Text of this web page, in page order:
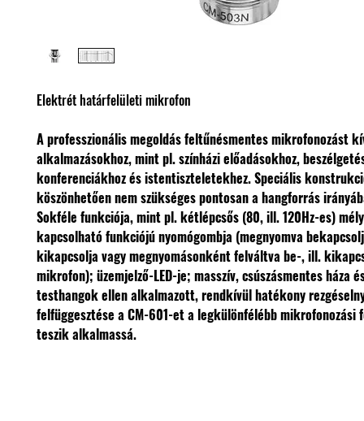
Elektrét határfelületi mikrofon
A professzionális megoldás feltűnésmentes mikrofonozást
alkalmazásokhoz, mint pl. színházi előadásokhoz,
konferenciákhoz és istentiszteletekhez.Speciális
köszönhetően nem szükséges pontosan a hangforrás
Sokféle funkciója, mint pl. kétlépcsős (80, ill. 120Hz-es)
kapcsolható funkciójú nyomógombja (megnyomva
kikapcsolja vagy megnyomásonként felváltva be-, ill.
mikrofon); üzemjelző-LED-je; masszív, csúszásmentes háza
testhangok ellen alkalmazott, rendkívül hatékony
felfüggesztése a CM-601-et a legkülönfélébb mikrofonozási
teszik alkalmassá.